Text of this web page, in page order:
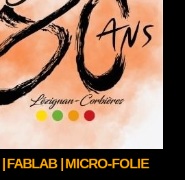
FABLAB | MICRO-FOLIE